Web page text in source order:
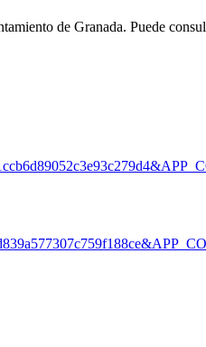
de Granada. Puede